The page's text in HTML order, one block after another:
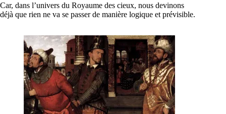
Car, dans l’univers du Royaume des cieux, nous devinons
déjà que rien ne va se passer de manière logique et prévisible.